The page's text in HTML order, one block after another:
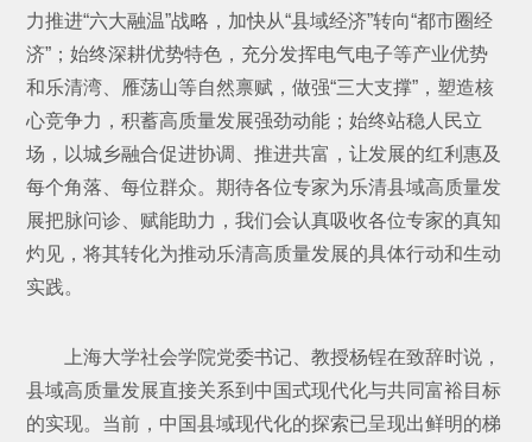
力推进“六大融温”战略，加快从“县域经济”转向“都市圈经
济”；始终深耕优势特色，充分发挥电气电子等产业优势
和乐清湾、雁荡山等自然禀赋，做强“三大支撑”，塑造核
心竞争力，积蓄高质量发展强劲动能；始终站稳人民立
场，以城乡融合促进协调、推进共富，让发展的红利惠及
每个角落、每位群众。期待各位专家为乐清县域高质量发
展把脉问诊、赋能助力，我们会认真吸收各位专家的真知
灼见，将其转化为推动乐清高质量发展的具体行动和生动
实践。
上海大学社会学院党委书记、教授杨锃在致辞时说，
县域高质量发展直接关系到中国式现代化与共同富裕目标
的实现。当前，中国县域现代化的探索已呈现出鲜明的梯